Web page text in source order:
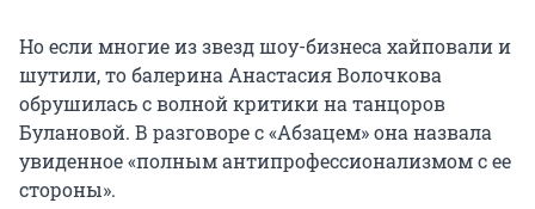
Но если многие из звезд шоу-бизнеса хайповали и
шутили, то балерина Анастасия Волочкова
обрушилась с волной критики на танцоров
Булановой. В разговоре с «Абзацем» она назвала
увиденное «полным антипрофессионализмом с ее
стороны».